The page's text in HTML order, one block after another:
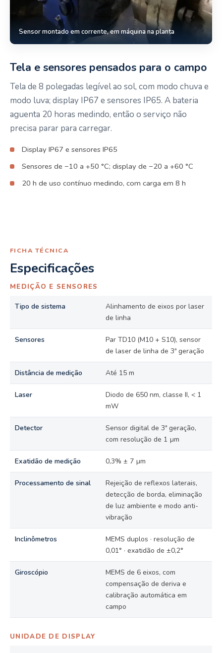
Sensor montado em corrente, em máquina na planta
Tela e sensores pensados para o campo
Tela de 8 polegadas legível ao sol, com modo chuva e
modo luva; display IP67 e sensores IP65. A bateria
aguenta 20 horas medindo, então o serviço não
precisa parar para carregar.
Display IP67 e sensores IP65
Sensores de −10 a +50 °C; display de −20 a +60 °C
20 h de uso contínuo medindo, com carga em 8 h
FICHA TÉCNICA
Especificações
MEDIÇÃO E SENSORES
Tipo de sistema
Alinhamento de eixos por laser
de linha
Sensores
Par TD10 (M10 + S10), sensor
de laser de linha de 3ª geração
Distância de medição Até 15 m
Laser
Diodo de 650 nm, classe II, < 1
mW
Detector
Sensor digital de 3ª geração,
com resolução de 1 µm
Exatidão de medição 0,3% ± 7 µm
Processamento de sinal
Rejeição de reflexos laterais,
detecção de borda, eliminação
de luz ambiente e modo anti-
vibração
Inclinômetros
MEMS duplos · resolução de
0,01° · exatidão de ±0,2°
Giroscópio
MEMS de 6 eixos, com
compensação de deriva e
calibração automática em
campo
UNIDADE DE DISPLAY